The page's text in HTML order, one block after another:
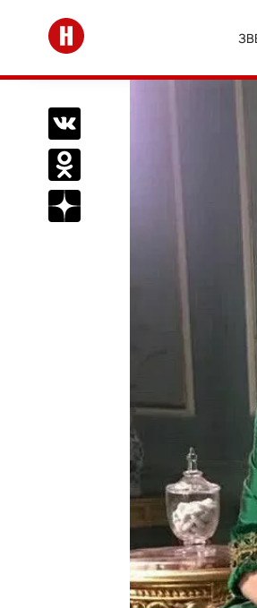
Перейти на главную
Поделиться Вконтакте
Поделиться в Одноклассниках
Подписаться на нас в Дзен